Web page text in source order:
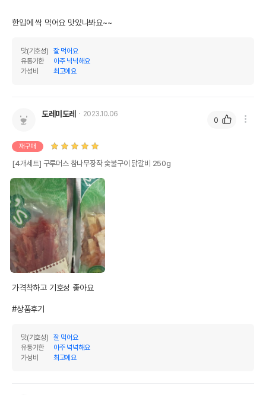
한입에 싹 먹어요 맛있나봐요~~
맛(기호성)
잘 먹어요
유통기한
아주 넉넉해요
가성비
최고에요
도레미도레 2023.10.06
재구매
[4개세트] 구루머스 참나무장작 숯불구이 닭갈비 250g
가격착하고 기호성 좋아요
#상품후기
맛(기호성)
잘 먹어요
유통기한
아주 넉넉해요
가성비
최고에요
0